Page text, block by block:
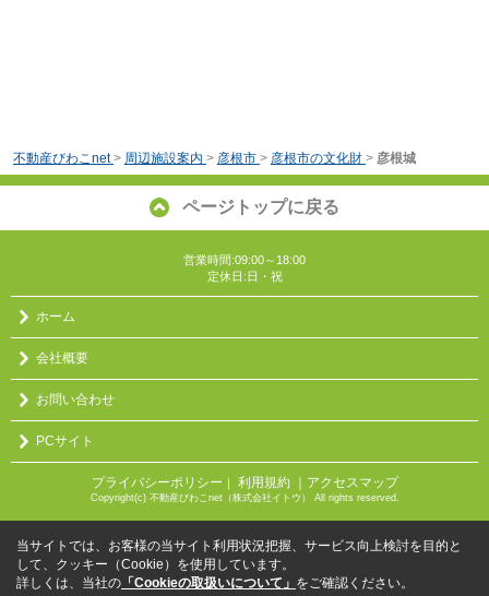
不動産びわこnet > 周辺施設案内 > 彦根市 > 彦根市の文化財 > 彦根城
ページトップに戻る
営業時間:09:00～18:00
定休日:日・祝
ホーム
会社概要
お問い合わせ
PCサイト
プライバシーポリシー ｜ 利用規約 ｜アクセスマップ
Copyright(c) 不動産びわこnet（株式会社イトウ） All rights reserved.
当サイトでは、お客様の当サイト利用状況把握、サービス向上検討を目的と
して、クッキー（Cookie）を使用しています。
詳しくは、当社の 「Cookieの取扱いについて」 をご確認ください。